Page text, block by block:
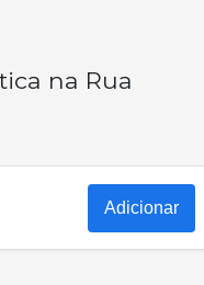
na Rua
Adicionar